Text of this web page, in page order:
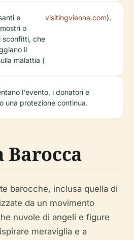
e
o
sconfitti, che
il
malattia (
visitingvienna.com).
l'evento, i donatori e
una protezione continua.
Barocca
barocche, inclusa quella di
da un movimento
nuvole di angeli e figure
meraviglia e a